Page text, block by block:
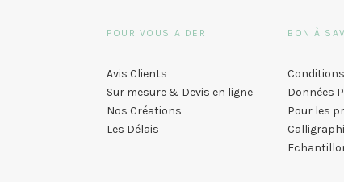
POUR VOUS AIDER
Avis Clients
Sur mesure & Devis en ligne
Nos Créations
Les Délais
BON À
Données
Pour les